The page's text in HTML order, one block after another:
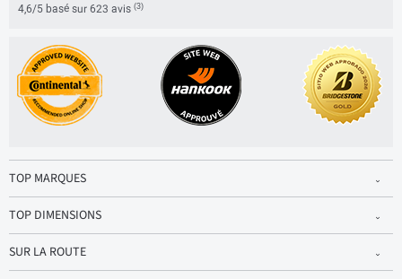
4,6/5 basé sur 623 avis (3)
TOP MARQUES
TOP DIMENSIONS
SUR LA ROUTE